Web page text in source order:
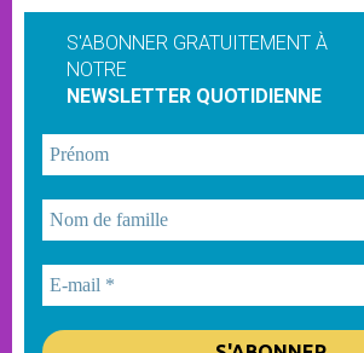
S'ABONNER GRATUITEMENT À
NOTRE
NEWSLETTER QUOTIDIENNE